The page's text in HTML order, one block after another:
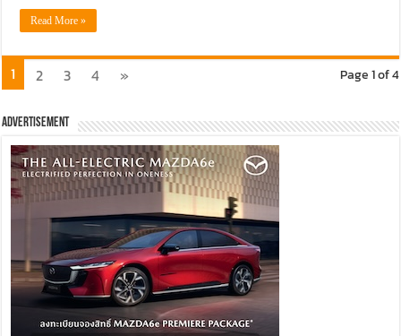
Read More »
Page 1 of 4
1 2 3 4 »
Advertisement